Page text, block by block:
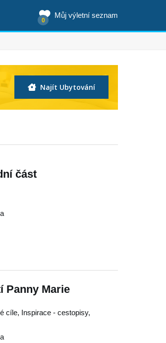
Můj výletní seznam
0
Najít Ubytování
část
Panny Marie
cíle, Inspirace - cestopisy,